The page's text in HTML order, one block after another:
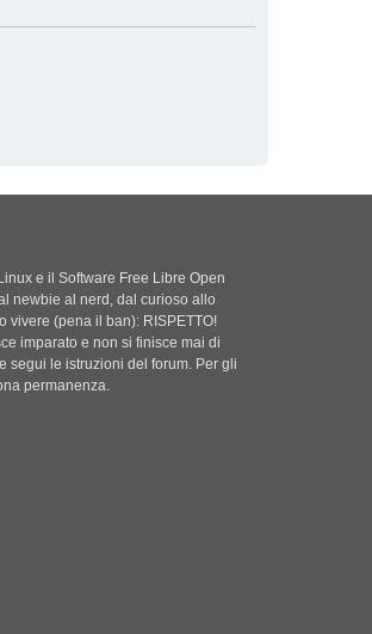
e il Software Free Libre Open
newbie al nerd, dal curioso allo
vivere (pena il ban): RISPETTO!
imparato e non si finisce mai di
segui le istruzioni del forum. Per gli
permanenza.